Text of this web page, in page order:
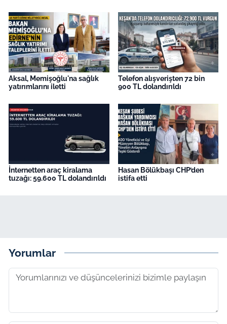
Aksal, Memişoğlu'na sağlık
yatırımlarını iletti
Telefon alışverişten 72 bin
900 TL dolandırıldı
İnternetten araç kiralama
tuzağı: 59.600 TL dolandırıldı
Hasan Bölükbaşı CHP’den
istifa etti
Yorumlar
Genel-A
Gündem-Eğitim